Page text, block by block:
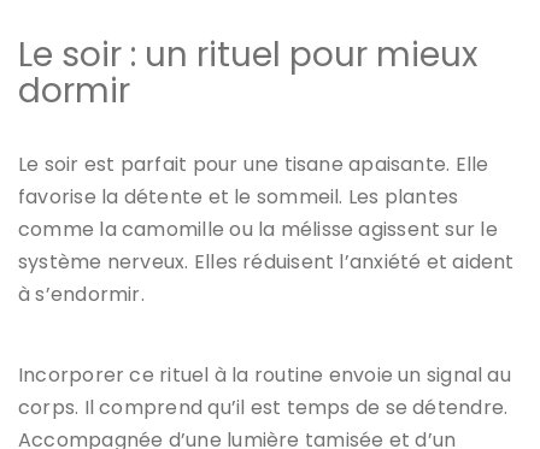
Le soir : un rituel pour mieux
dormir
Le soir est parfait pour une tisane apaisante. Elle
favorise la détente et le sommeil. Les plantes
comme la camomille ou la mélisse agissent sur le
système nerveux. Elles réduisent l’anxiété et aident
à s’endormir.
Incorporer ce rituel à la routine envoie un signal au
corps. Il comprend qu’il est temps de se détendre.
Accompagnée d’une lumière tamisée et d’un